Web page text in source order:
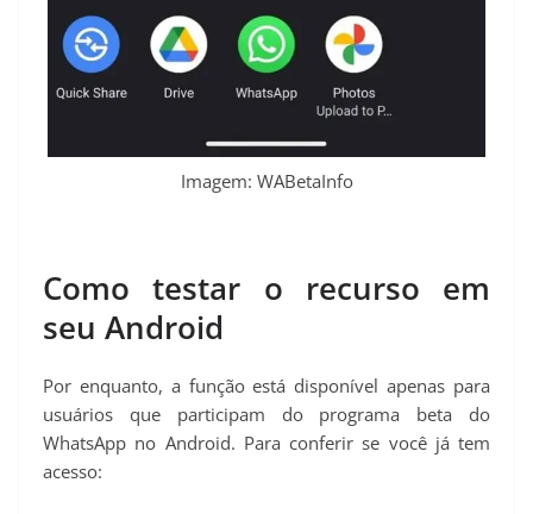
Imagem: WABetaInfo
Como testar o recurso em
seu Android
Por enquanto, a função está disponível apenas para
usuários que participam do programa beta do
WhatsApp no Android. Para conferir se você já tem
acesso: